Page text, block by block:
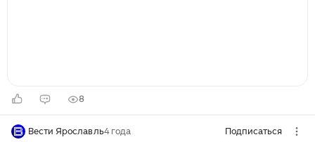
8
Вести Ярославль4 года Подписаться